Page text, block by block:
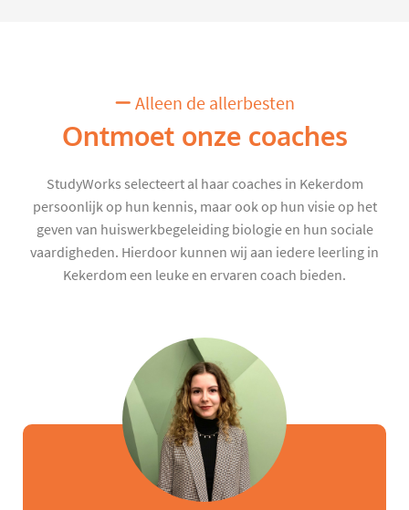
Alleen de allerbesten
Ontmoet onze coaches
StudyWorks selecteert al haar coaches in Kekerdom
persoonlijk op hun kennis, maar ook op hun visie op het
geven van huiswerkbegeleiding biologie en hun sociale
vaardigheden. Hierdoor kunnen wij aan iedere leerling in
Kekerdom een leuke en ervaren coach bieden.